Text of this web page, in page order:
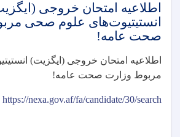
اطلاعیه امتحان خروجی
انستیتیوت‌های علوم صحی
صحت عامه!
اطلاعیه امتحان خروجی (ایگزیت)
مربوط وزارت صحت عامه!
https://nexa.gov.af/fa/candidate/30/search